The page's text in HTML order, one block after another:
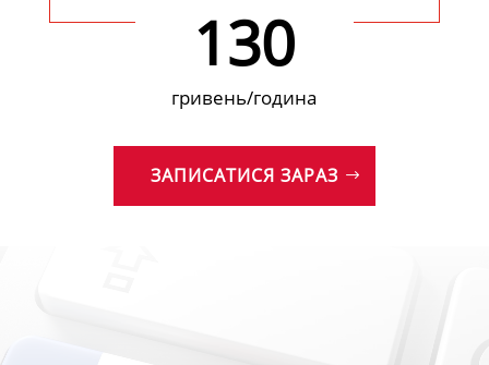
130
гривень/година
ЗАПИСАТИСЯ ЗАРАЗ